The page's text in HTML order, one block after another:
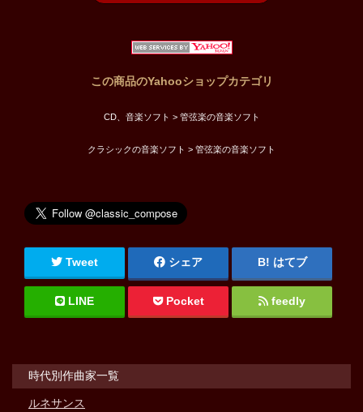
この商品のYahooショップカテゴリ
CD、音楽ソフト > 管弦楽の音楽ソフト
クラシックの音楽ソフト > 管弦楽の音楽ソフト
Tweet シェア はてブ
LINE Pocket feedly
時代別作曲家一覧
ルネサンス